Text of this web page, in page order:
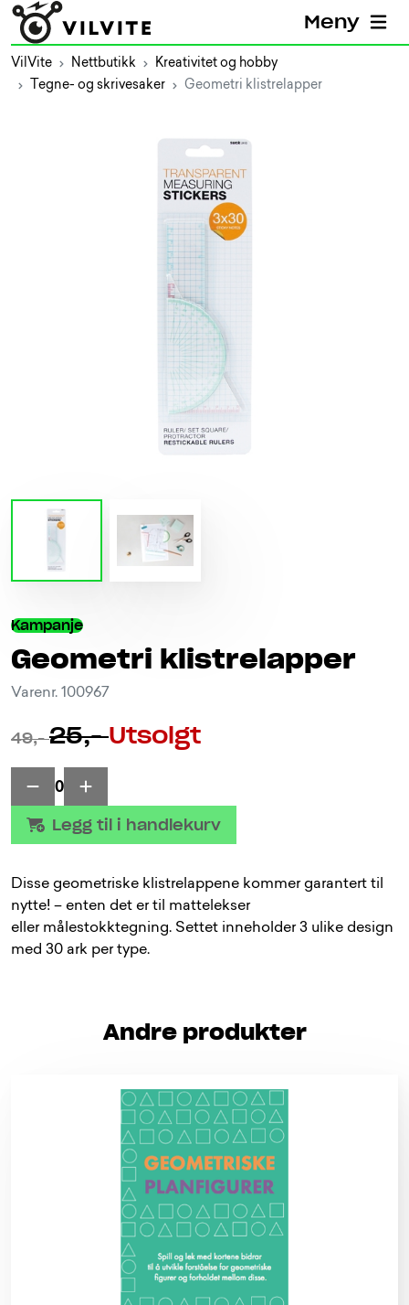
Meny
VilVite Nettbutikk
Kreativitet og hobby
Tegne- og skrivesaker
Geometri klistrelapper
Kampanje
Geometri klistrelapper
Varenr. 100967
49,-25,-Utsolgt
0
Legg til i handlekurv
Disse geometriske klistrelappene kommer garantert til
nytte! – enten det er til mattelekser
eller målestokktegning. Settet inneholder 3 ulike design
med 30 ark per type.
Andre produkter